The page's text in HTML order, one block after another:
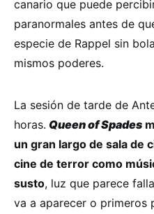
canario que puede
paranormales antes de
especie de Rappel sin
mismos poderes.
La sesión de tarde de
horas. Queen of Spades
un gran largo de sala de
cine de terror como
susto, luz que parece
va a aparecer o primeros